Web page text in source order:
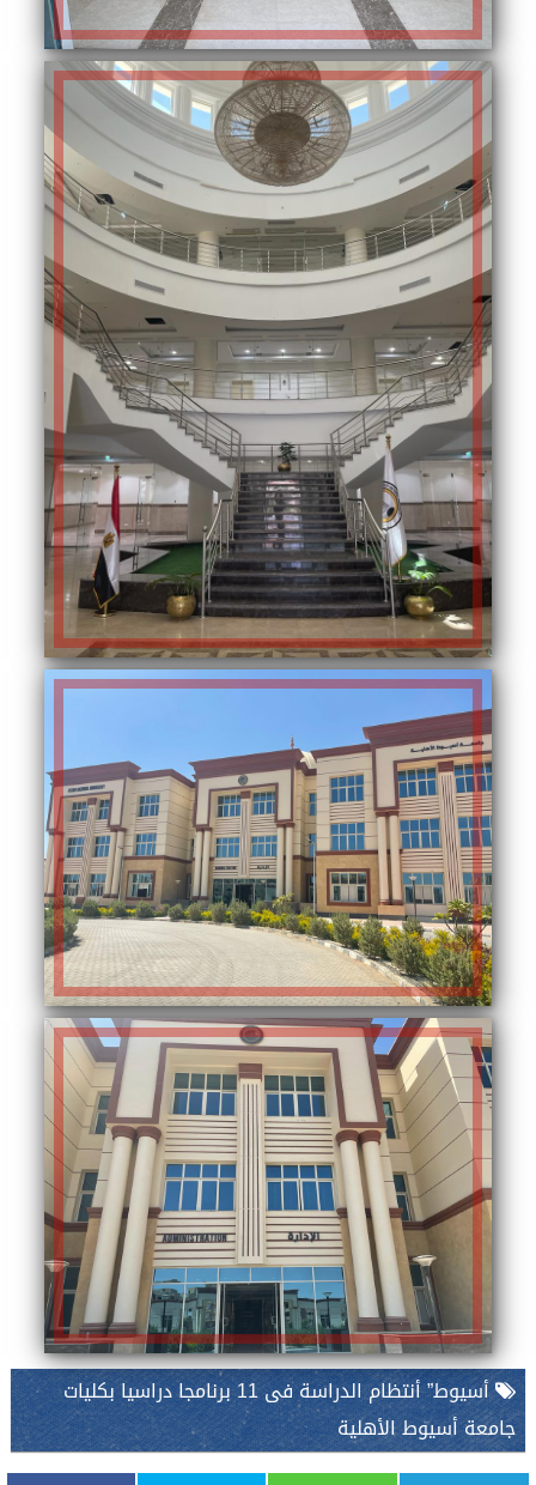
أسيوط” أنتظام الدراسة فى 11 برنامجا دراسيا بكليات
جامعة أسيوط الأهلية